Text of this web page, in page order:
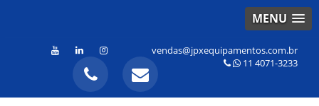
MENU
vendas@jpxequipamentos.com.br
11 4071-3233